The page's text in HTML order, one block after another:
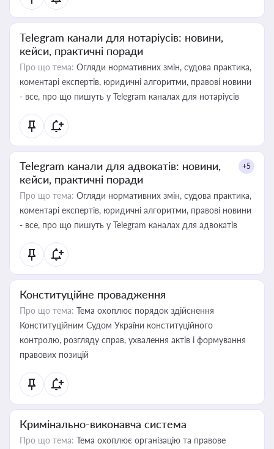
Telegram канали для нотаріусів: новини,
кейси, практичні поради
Про що тема: Огляди нормативних змін, судова практика,
коментарі експертів, юридичні алгоритми, правові новини
- все, про що пишуть у Telegram каналах для нотаріусів
Telegram канали для адвокатів: новини,
кейси, практичні поради
+5
Про що тема: Огляди нормативних змін, судова практика,
коментарі експертів, юридичні алгоритми, правові новини
- все, про що пишуть у Telegram каналах для адвокатів
Конституційне провадження
Про що тема: Тема охоплює порядок здійснення
Конституційним Судом України конституційного
контролю, розгляду справ, ухвалення актів і формування
правових позицій
Кримінально-виконавча система
Про що тема: Тема охоплює організацію та правове